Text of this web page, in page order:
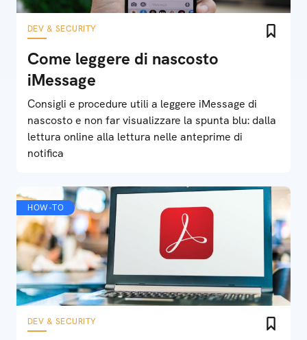
DEV & SECURITY
Come leggere di nascosto
iMessage
Consigli e procedure utili a leggere iMessage di
nascosto e non far visualizzare la spunta blu: dalla
lettura online alla lettura nelle anteprime di
notifica
HOW-TO
DEV & SECURITY